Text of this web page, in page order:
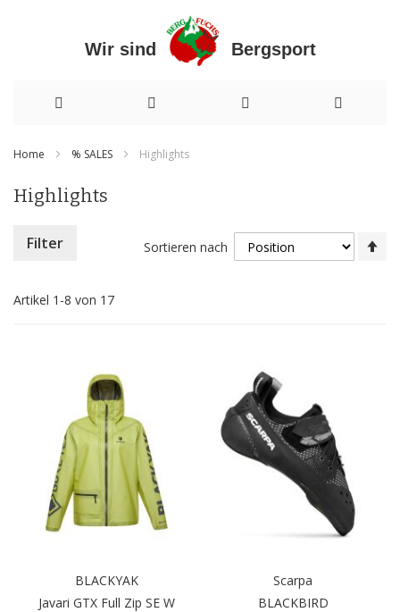
Wir sind Bergsport
Inhalt
Home % SALES Highlights
Highlights
Artikel 1 -8 von 17
Sortieren nach
BLACKYAK
Javari GTX Full Zip SE W
Scarpa
BLACKBIRD
Filter